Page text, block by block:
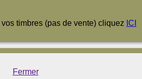
timbres (pas de vente) cliquez ICI
Fermer